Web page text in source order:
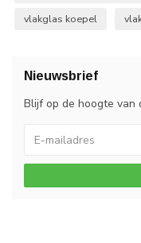
vlakglas koepel
Nieuwsbrief
Blijf op de hoogte van